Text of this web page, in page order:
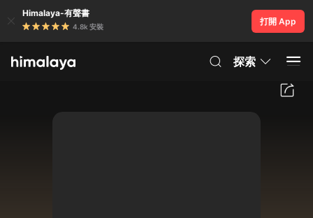
Himalaya-有聲書
4.8k 安裝
打開 App
探索